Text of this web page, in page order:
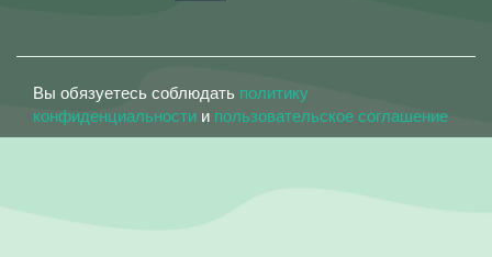
Вы обязуетесь соблюдать политику
конфиденциальности и пользовательское соглашение